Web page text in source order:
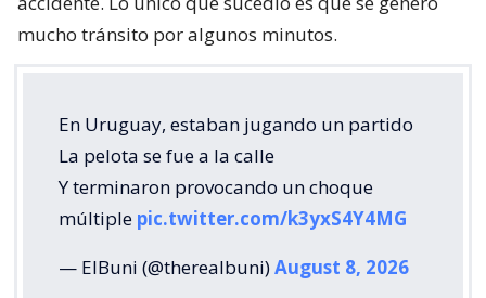
mucho tránsito por algunos minutos.
En Uruguay, estaban jugando un partido
La pelota se fue a la calle
Y terminaron provocando un choque
múltiple pic.twitter.com/k3yxS4Y4MG
— ElBuni (@therealbuni)August 8, 2026